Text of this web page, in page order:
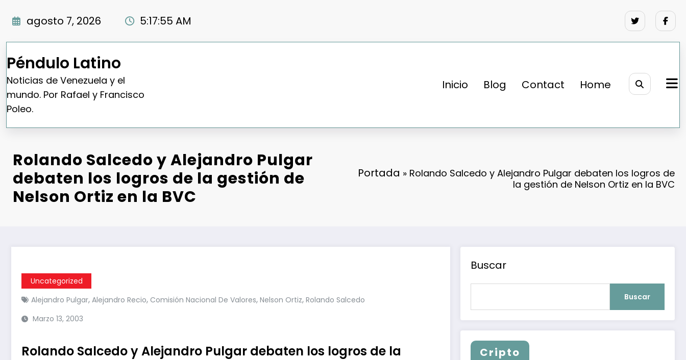
agosto 7, 2026 5:17:56 AM
Péndulo Latino
Noticias de Venezuela y el
mundo. Por Rafael y Francisco
Poleo.
Inicio Blog Contact Home
Rolando Salcedo y Alejandro Pulgar
debaten los logros de la gestión de
Nelson Ortiz en la BVC
Portada » Rolando Salcedo y Alejandro Pulgar debaten los logros de
la gestión de Nelson Ortiz en la BVC
Uncategorized
Alejandro Pulgar, Alejandro Recio, Comisión Nacional De Valores, Nelson Ortiz, Rolando Salcedo
Marzo 13, 2003
Rolando Salcedo y Alejandro Pulgar debaten los logros de la
Buscar
Buscar
Cripto